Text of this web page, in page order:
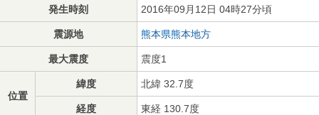
発生時刻 2016年09月12日 04時27分頃
震源地 熊本県熊本地方
最大震度 震度1
位置
緯度 北緯 32.7度
経度 東経 130.7度